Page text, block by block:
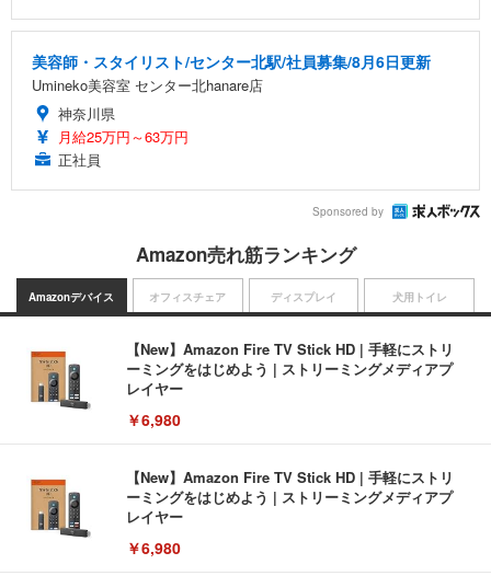
美容師・スタイリスト/センター北駅/社員募集/8月6日更新
Umineko美容室 センター北hanare店
神奈川県
月給25万円～63万円
正社員
Sponsored by
Amazon売れ筋ランキング
Amazonデバイス
【New】Amazon Fire TV Stick HD | 手軽にストリ
ーミングをはじめよう | ストリーミングメディアプ
レイヤー
￥6,980
【New】Amazon Fire TV Stick HD | 手軽にストリ
ーミングをはじめよう | ストリーミングメディアプ
レイヤー
￥6,980
オフィスチェア ディスプレイ 犬用トイレ